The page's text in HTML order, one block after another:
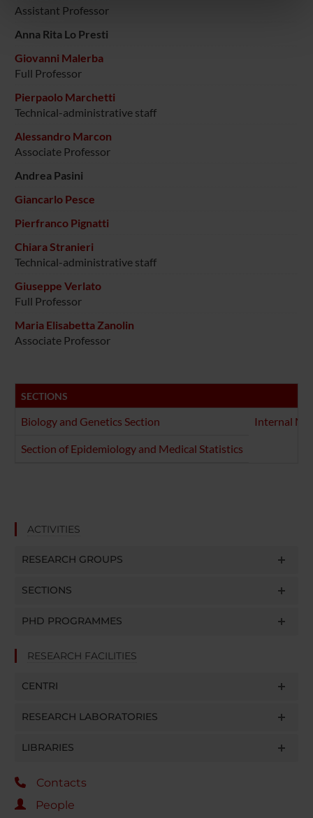
nostri partner che si occupano di analisi dei dati web,
raccolto dal tuo utilizzo dei loro servizi.
Assistant Professor
Anna Rita Lo Presti
Giovanni Malerba
Full Professor
Pierpaolo Marchetti
Technical-administrative staff
Alessandro Marcon
Associate Professor
Andrea Pasini
Giancarlo Pesce
Pierfranco Pignatti
Chiara Stranieri
Technical-administrative staff
Giuseppe Verlato
Full Professor
Maria Elisabetta Zanolin
Associate Professor
SECTIONS
Biology and Genetics Section Internal
Section of Epidemiology and Medical Statistics
ACTIVITIES
RESEARCH GROUPS
SECTIONS
PHD PROGRAMMES
RESEARCH FACILITIES
CENTRI
RESEARCH LABORATORIES
LIBRARIES
Contacts
People